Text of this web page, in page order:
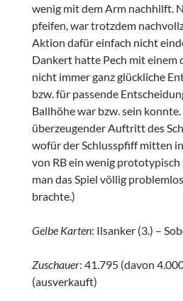
wenig mit dem Arm nachhilft.
pfeifen, war trotzdem
Aktion dafür einfach nicht
Dankert hatte Pech mit einem
nicht immer ganz glückliche
bzw. für passende
Ballhöhe war bzw. sein
überzeugender Auftritt des
wofür der Schlusspfiff mitten
von RB ein wenig prototypisch
man das Spiel völlig
brachte.)
Gelbe Karten: Ilsanker (3.) –
Zuschauer: 41.795 (davon
(ausverkauft)